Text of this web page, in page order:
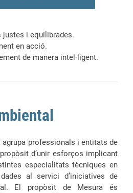
justes i equilibrades.
en acció.
de manera intel·ligent.
agrupa professionals i entitats de
d’unir esforços implicant
especialitats tècniques en
al servici d’iniciatives de
El propòsit de Mesura és